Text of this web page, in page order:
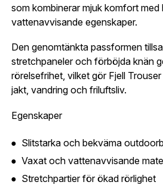
som kombinerar mjuk komfort
vattenavvisande egenskaper.
Den genomtänkta passformen
stretchpaneler och förböjda knän
rörelsefrihet, vilket gör Fjell
jakt, vandring och friluftsliv.
Egenskaper
Slitstarka och bekväma
Vaxat och vattenavvisande
Stretchpartier för ökad rörlighet
Skapa konto och handla
Är du företag eller förening?
konto hos oss får du
översikt över dina
uppgifter.
Är du en förening eller ett
Land:*
E-post: (kommer bli ditt
Jag godkänner att mina
integritetspolicyn.
Bevaka